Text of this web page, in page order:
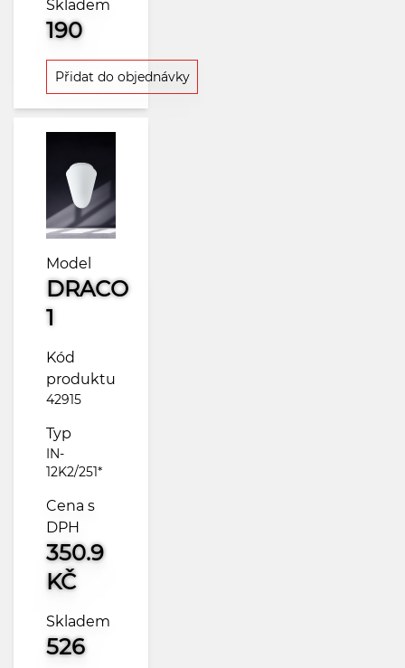
Skladem
190
Přidat do objednávky
Model
DRACO
1
Kód
produktu
42915
Typ
IN-
12K2/251*
Cena s
DPH
350.9
KČ
Skladem
526